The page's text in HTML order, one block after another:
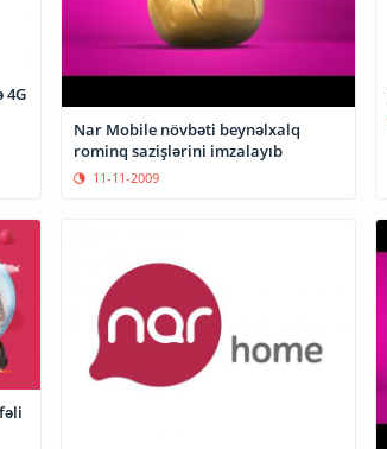
4G
Nar Mobile növbəti beynəlxalq
rominq sazişlərini imzalayıb
11-11-2009